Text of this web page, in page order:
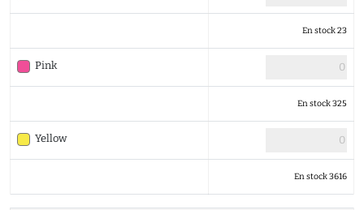
En stock 23
Pink
En stock 325
Yellow
En stock 3616